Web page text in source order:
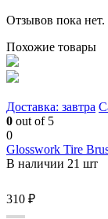
Отзывов пока нет.
Похожие товары
Доставка: завтра
0 out of 5
0
Glosswork Tire
В наличии 21 шт
310 ₽